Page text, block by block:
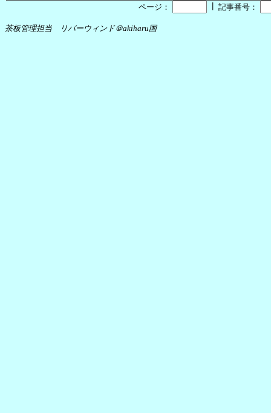
ページ：
記事番号：
茶板管理担当 リバーウィンド＠akiharu国